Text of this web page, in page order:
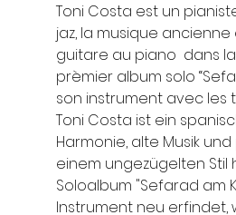
Toni Costa est un
jaz, la musique
guitare au piano  dans
prèmier album solo
son instrument avec les
Toni Costa ist ein
Harmonie, alte Musik
einem ungezügelten
Soloalbum "Sefarad am
Instrument neu erfindet,